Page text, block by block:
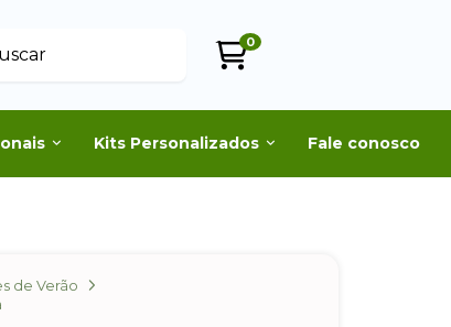
0
Kits Personalizados Fale conosco
de Verão